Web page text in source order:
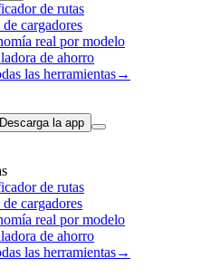
de rutas
cargadores
real por modelo
de ahorro
las herramientas→
Descarga la app
de rutas
cargadores
real por modelo
de ahorro
las herramientas→